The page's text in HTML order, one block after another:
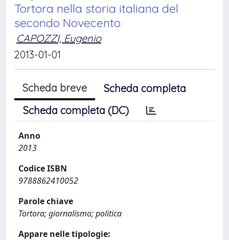
Tortora nella storia italiana del
secondo Novecento
CAPOZZI, Eugenio
2013-01-01
Scheda breve
Scheda completa
Scheda completa (DC)
Anno
2013
Codice ISBN
9788862410052
Parole chiave
Tortora; giornalismo; politica
Appare nelle tipologie: